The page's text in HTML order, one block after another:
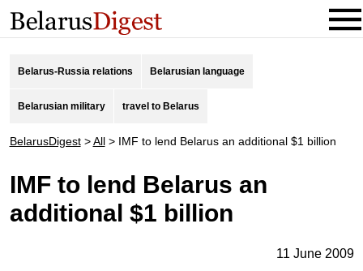
Belarus-Russia relations Belarusian language
Belarusian military travel to Belarus
BelarusDigest>All> IMF to lend Belarus an additional $1 billion
IMF to lend Belarus an
additional $1 billion
11 June 2009